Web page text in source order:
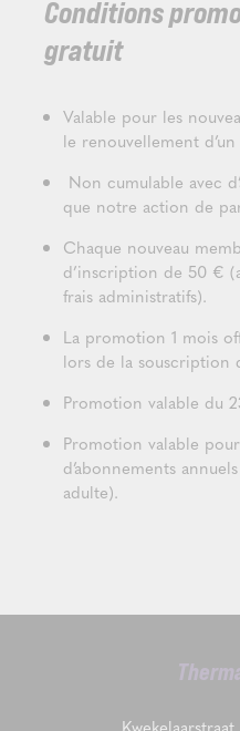
Conditions
gratuit
Valable pour les
le renouvellement
Non cumulable avec
que notre action de
Chaque nouveau
d’inscription de 50 €
frais administratifs).
La promotion 1 mois
lors de la souscription
Promotion valable du
Promotion valable
d’abonnements
adulte).